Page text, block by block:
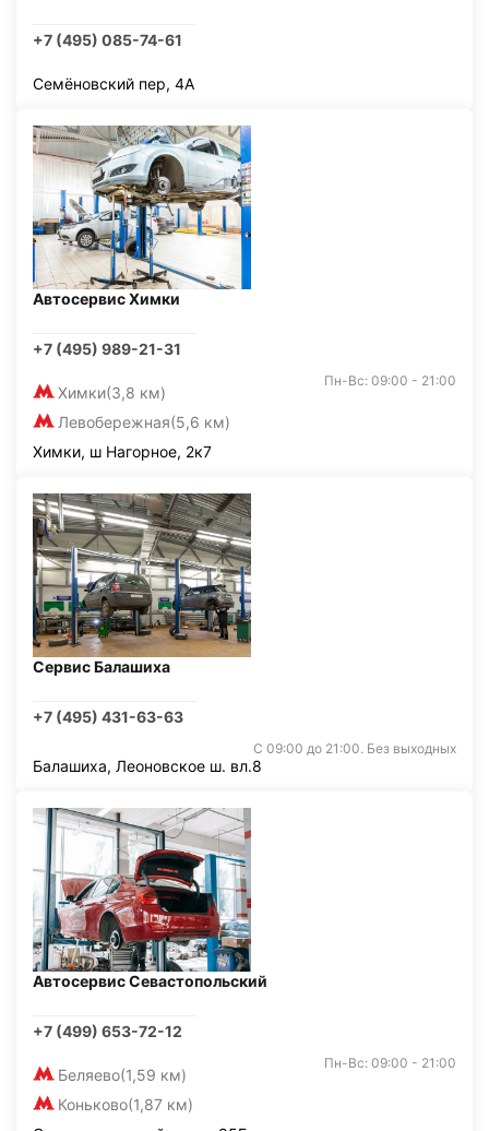
+7 (495) 085-74-61
Семёновский пер, 4А
Автосервис Химки
+7 (495) 989-21-31
Химки(3,8 км)
Левобережная(5,6 км)
Пн-Вс: 09:00 - 21:00
Химки, ш Нагорное, 2к7
Сервис Балашиха
+7 (495) 431-63-63
С 09:00 до 21:00. Без выходных
Балашиха, Леоновское ш. вл.8
Автосервис Севастопольский
+7 (499) 653-72-12
Беляево(1,59 км)
Коньково(1,87 км)
Пн-Вс: 09:00 - 21:00